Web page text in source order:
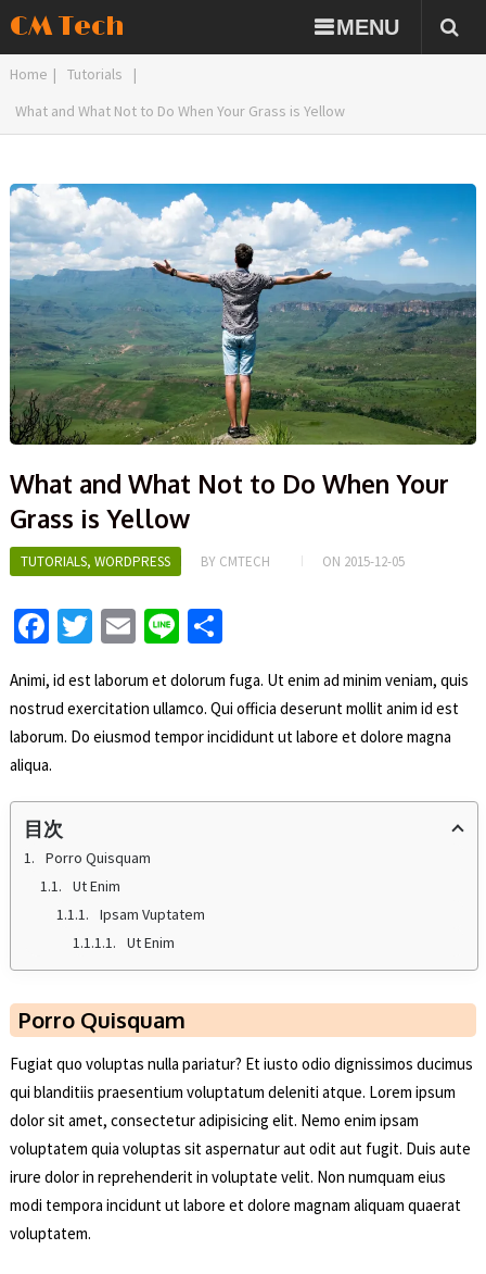
CM Tech MENU
Home | Tutorials
|
What and What Not to Do When Your Grass is Yellow
What and What Not to Do When Your
Grass is Yellow
TUTORIALS, WORDPRESS BY CMTECH ON 2015-12-05
Fa
b
o
o
k
T
tt
er
E
ai
l
Li
e
S
ar
e
Animi, id est laborum et dolorum fuga. Ut enim ad minim veniam, quis
nostrud exercitation ullamco. Qui officia deserunt mollit anim id est
laborum. Do eiusmod tempor incididunt ut labore et dolore magna
aliqua.
目次
Porro Quisquam
Ut Enim
Ipsam Vuptatem
Ut Enim
Porro Quisquam
Fugiat quo voluptas nulla pariatur? Et iusto odio dignissimos ducimus
qui blanditiis praesentium voluptatum deleniti atque. Lorem ipsum
dolor sit amet, consectetur adipisicing elit. Nemo enim ipsam
voluptatem quia voluptas sit aspernatur aut odit aut fugit. Duis aute
irure dolor in reprehenderit in voluptate velit. Non numquam eius
modi tempora incidunt ut labore et dolore magnam aliquam quaerat
voluptatem.